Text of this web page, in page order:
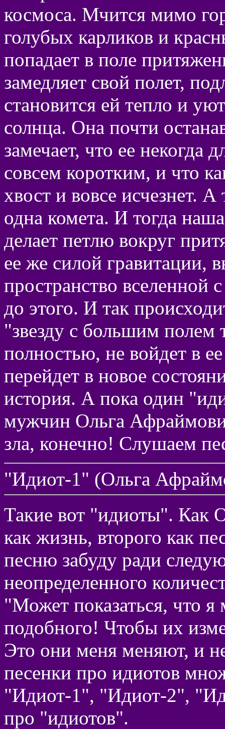
космоса. Мчится мимо
голубых карликов и
попадает в поле
замедляет свой полет,
становится ей тепло и
солнца. Она почти
замечает, что ее некогда
совсем коротким, и что
хвост и вовсе исчезнет.
одна комета. И тогда
делает петлю вокруг
ее же силой гравитации,
пространство вселенной
до этого. И так
"звезду с большим полем
полностью, не войдет в
перейдет в новое
история. А пока один
мужчин Ольга
зла, конечно! Слушаем
"Идиот-1" (Ольга
Такие вот "идиоты". Как
как жизнь, второго как
песню забуду ради
неопределенного
"Может показаться, что
подобного! Чтобы их
Это они меня меняют, и
песенки про идиотов
"Идиот-1", "Идиот-2",
про "идиотов".